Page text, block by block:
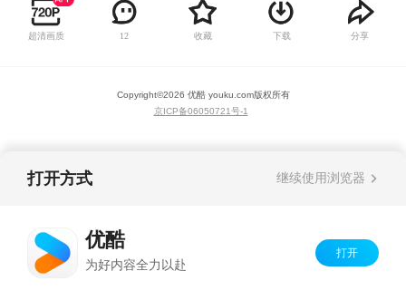
的探险，他们不仅仅可以穿梭于时间和空间之
中，还可以潜水和深入地下，甚至可以根据需要
超清画质 12 收藏 下载 分享
Copyright©2026 优酷 youku.com版权所有
京ICP备06050721号-1
打开方式 继续使用浏览器
优酷
为好内容全力以赴
打开